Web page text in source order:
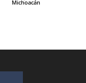
Michoacán